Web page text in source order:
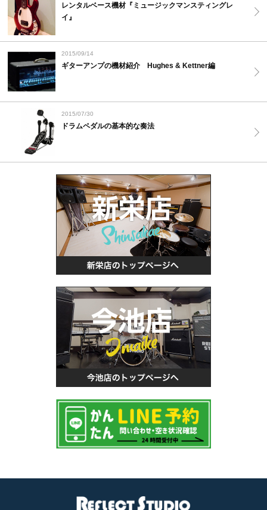
レンタルベース機材『ミュージックマンスティングレ
イ』
2015/09/14
ギターアンプの機材紹介 Hughes & Kettner編
2015/07/30
ドラムペダルの基本的な奏法